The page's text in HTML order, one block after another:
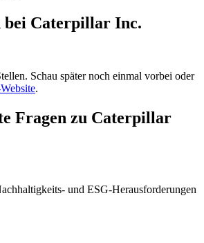
bei Caterpillar Inc.
Schau später noch einmal vorbei oder
.
Fragen zu Caterpillar
und ESG-Herausforderungen